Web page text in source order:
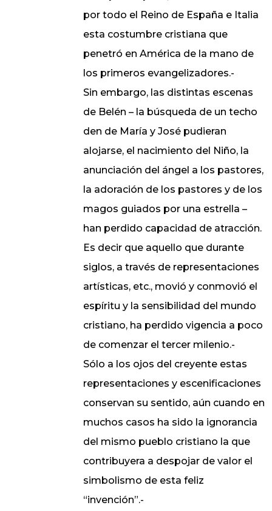
por todo el Reino de España e Italia
esta costumbre cristiana que
penetró en América de la mano de
los primeros evangelizadores.-
Sin embargo, las distintas escenas
de Belén – la búsqueda de un techo
den de María y José pudieran
alojarse, el nacimiento del Niño, la
anunciación del ángel a los pastores,
la adoración de los pastores y de los
magos guiados por una estrella –
han perdido capacidad de atracción.
Es decir que aquello que durante
siglos, a través de representaciones
artísticas, etc., movió y conmovió el
espíritu y la sensibilidad del mundo
cristiano, ha perdido vigencia a poco
de comenzar el tercer milenio.-
Sólo a los ojos del creyente estas
representaciones y escenificaciones
conservan su sentido, aún cuando en
muchos casos ha sido la ignorancia
del mismo pueblo cristiano la que
contribuyera a despojar de valor el
simbolismo de esta feliz
“invención”.-